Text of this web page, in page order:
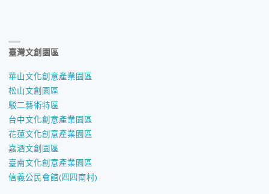
臺灣文創園區
華山文化創意產業園區
松山文創園區
駁二藝術特區
台中文化創意產業園區
花蓮文化創意產業園區
嘉酒文創園區
臺南文化創意產業園區
信義公民會館(四四南村)